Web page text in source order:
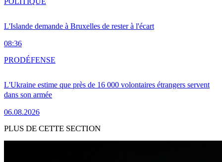
L'Islande demande à Bruxelles de rester à l'écart
08:36
L'Ukraine estime que près de 16 000 volontaires étrangers servent
dans son armée
06.08.2026
PRODÉFENSE
PLUS DE CETTE SECTION